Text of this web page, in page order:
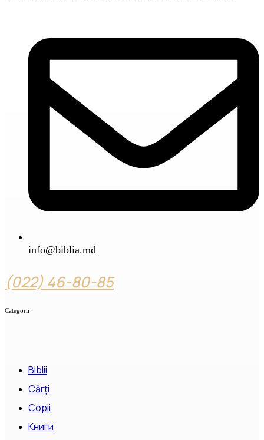
info@biblia.md
(022) 46-80-85
Categorii
Biblii
Cărți
Copii
Книги